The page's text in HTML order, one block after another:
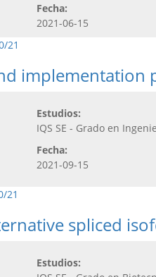
Fecha:
2021-06-15
21
Estudios:
IQS SE - Grado en
Fecha:
2021-09-15
21
spliced
Estudios: